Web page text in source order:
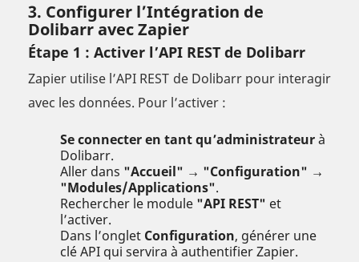
3. Configurer l’Intégration de
Dolibarr avec Zapier
Étape 1 : Activer l’API REST de Dolibarr
Zapier utilise l’API REST de Dolibarr pour interagir
avec les données. Pour l’activer :
Se connecter en tant qu’administrateurà
Dolibarr.
Aller dans "Accueil" → "Configuration" →
"Modules/Applications".
Rechercher le module "API REST" et
l’activer.
Dans l’onglet Configuration, générer une
clé API qui servira à authentifier Zapier.